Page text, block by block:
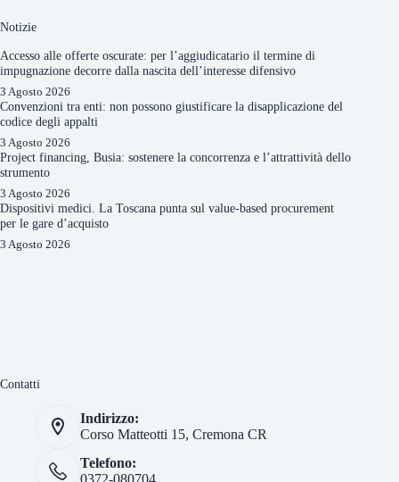
Notizie
Accesso alle offerte oscurate: per l’aggiudicatario il termine di
impugnazione decorre dalla nascita dell’interesse difensivo
3 Agosto 2026
Convenzioni tra enti: non possono giustificare la disapplicazione del
codice degli appalti
3 Agosto 2026
Project financing, Busia: sostenere la concorrenza e l’attrattività dello
strumento
3 Agosto 2026
Dispositivi medici. La Toscana punta sul value-based procurement
per le gare d’acquisto
3 Agosto 2026
Contatti
Indirizzo:
Corso Matteotti 15, Cremona CR
Telefono:
0372-080704